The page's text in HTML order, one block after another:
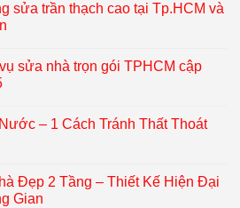
sửa trần thạch cao tại Tp.HCM và
sửa nhà trọn gói TPHCM cập
– 1 Cách Tránh Thất Thoát
Đẹp 2 Tầng – Thiết Kế Hiện Đại
Gian